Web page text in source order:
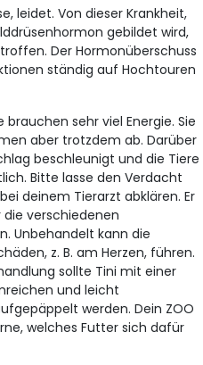
leidet. Von dieser Krankheit,
gebildet wird,
Der Hormonüberschuss
ständig auf Hochtouren
sehr viel Energie. Sie
aber trotzdem ab. Darüber
beschleunigt und die Tiere
Bitte lasse den Verdacht
deinem Tierarzt abklären. Er
verschiedenen
Unbehandelt kann die
z. B. am Herzen, führen.
sollte Tini mit einer
und leicht
werden. Dein ZOO
welches Futter sich dafür